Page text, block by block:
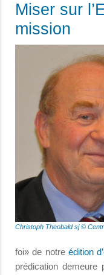
Miser sur
mission
Christoph Theobald sj ©
foi» de notre édition
prédication demeure